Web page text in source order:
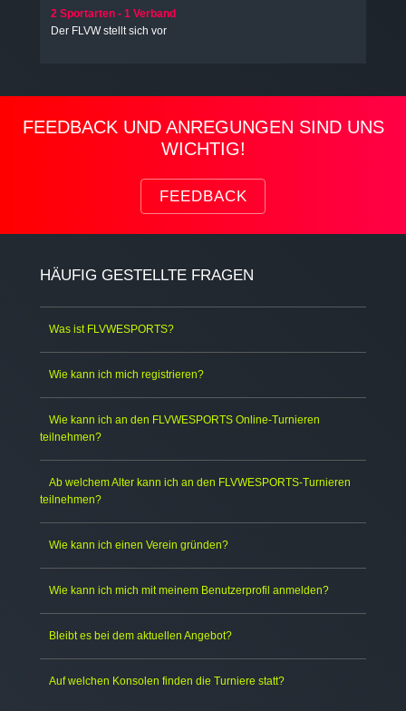
2 Sportarten - 1 Verband
Der FLVW stellt sich vor
FEEDBACK UND ANREGUNGEN SIND UNS
WICHTIG!
FEEDBACK
HÄUFIG GESTELLTE FRAGEN
Was ist FLVWESPORTS?
Wie kann ich mich registrieren?
Wie kann ich an den FLVWESPORTS Online-Turnieren
teilnehmen?
Ab welchem Alter kann ich an den FLVWESPORTS-Turnieren
teilnehmen?
Wie kann ich einen Verein gründen?
Wie kann ich mich mit meinem Benutzerprofil anmelden?
Bleibt es bei dem aktuellen Angebot?
Auf welchen Konsolen finden die Turniere statt?